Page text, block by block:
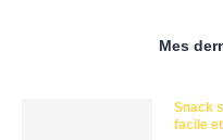
Mes
Snack
facile